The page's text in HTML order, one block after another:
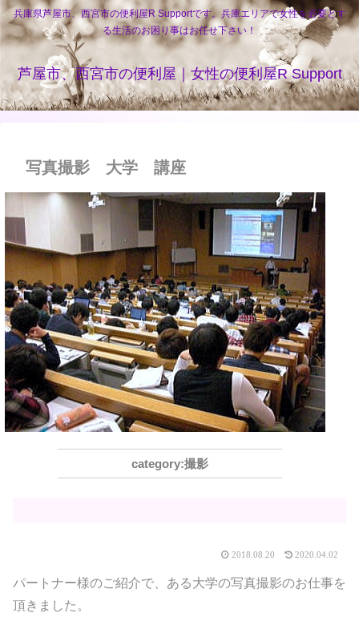
兵庫県芦屋市、西宮市の便利屋R Supportです。兵庫エリアで女性を必要とす
る生活のお困り事はお任せ下さい！
芦屋市、西宮市の便利屋｜女性の便利屋R Support
写真撮影 大学 講座
撮影
2018.08.20 2020.04.02
パートナー様のご紹介で、ある大学の写真撮影のお仕事を
頂きました。